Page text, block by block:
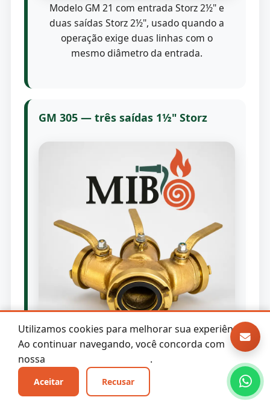
Modelo GM 21 com entrada Storz 2½" e
duas saídas Storz 2½", usado quando a
operação exige duas linhas com o
mesmo diâmetro da entrada.
GM 305 — três saídas 1½" Storz
Modelo GPM 305 com entrada Storz 2½"
e três saídas Storz 1½", indicado para
distribuição múltipla de linhas, sempre
conforme pressão, vazão e capacidade
Utilizamos cookies para melhorar sua experiência.
Ao continuar navegando, você concorda com
nossa
.
Aceitar Recusar